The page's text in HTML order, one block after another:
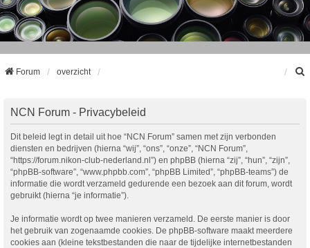
Forum overzicht
NCN Forum - Privacybeleid
Dit beleid legt in detail uit hoe “NCN Forum” samen met zijn verbonden
diensten en bedrijven (hierna “wij”, “ons”, “onze”, “NCN Forum”,
“https://forum.nikon-club-nederland.nl”) en phpBB (hierna “zij”, “hun”, “zijn”,
“phpBB-software”, “www.phpbb.com”, “phpBB Limited”, “phpBB-teams”) de
informatie die wordt verzameld gedurende een bezoek aan dit forum, wordt
gebruikt (hierna “je informatie”).
Je informatie wordt op twee manieren verzameld. De eerste manier is door
het gebruik van zogenaamde cookies. De phpBB-software maakt meerdere
cookies aan (kleine tekstbestanden die naar de tijdelijke internetbestanden